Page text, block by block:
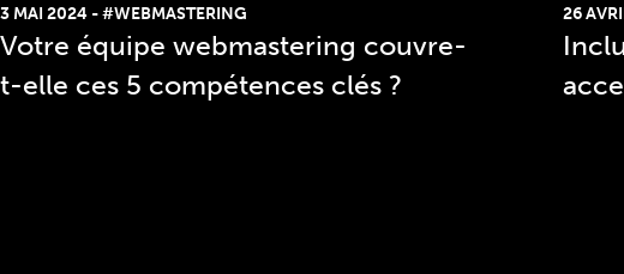
3 MAI 2024 -#WEBMASTERING
Votre équipe webmastering couvre-
t-elle ces 5 compétences clés ?
26